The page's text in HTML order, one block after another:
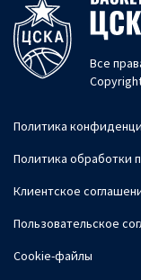
Все
Политика
Политика обработки
Клиентское
Пользовательское
Cookie-файлы